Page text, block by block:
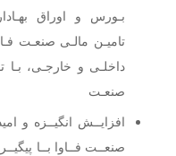
بـورس و اوراق
تامیـن مالـی صنعـت
داخلـی و خارجـی، بـا
صنعـت
افزایــش انگیــزه و
صنعــت فــاوا بــا